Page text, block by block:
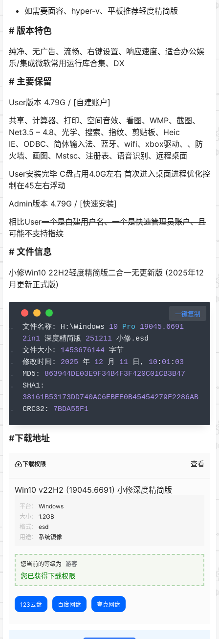
如需要面容、hyper-v、平板推荐轻度精简版
# 版本特色
纯净、无广告、流畅、右键设置、响应速度、适合办公娱
乐/集成微软常用运行库合集、DX
# 主要保留
User版本 4.79G / [自建账户]
共享、计算器、打印、空间音效、看图、WMP、截图、
Net3.5 – 4.8、光学、搜索、指纹、剪贴板、Heic
IE、ODBC、简体输入法、蓝牙、wifi、xbox驱动、、防
火墙、画图、Mstsc、注册表、语音识别、远程桌面
User安装完毕 C盘占用4.0G左右 首次进入桌面进程优化控
制在45左右浮动
Admin版本 4.79G / [快速安装]
相比User一个是自建用户名、一个是快速管理员账户、且
可能不支持指纹
# 文件信息
小修Win10 22H2轻度精简版二合一无更新版 (2025年12
月更新正式版)
文件名称: H : \Windows 10 Pro
19045.6691
2in1 深度精简版 251211 小修. esd
文件大小:
1453676144 字节
修改时间:
2025 年 12 月 11 日, 10 : 01: 03
MD5 :
863944DE03E9F34B4F3F420C01CB3B47
SHA1:
38161B53173DD740AC6EBEE0B45454279F2286AB
CRC32 : 7BDA55F1
一键复制
#下载地址
下载权限 查看
Win10 v22H2 (19045.6691) 小修深度精简版
平台：
Windows
大小：
1.2GB
格式：
esd
用途：
系统镜像
您当前的等级为 游客
您已获得下载权限
123云盘 百度网盘 夸克网盘